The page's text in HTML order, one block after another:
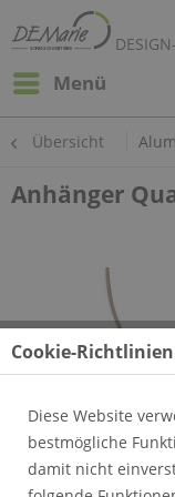
Menü
Übersicht
Anhänger
Cookie-Richtlinien
Diese Website
bestmögliche
damit nicht